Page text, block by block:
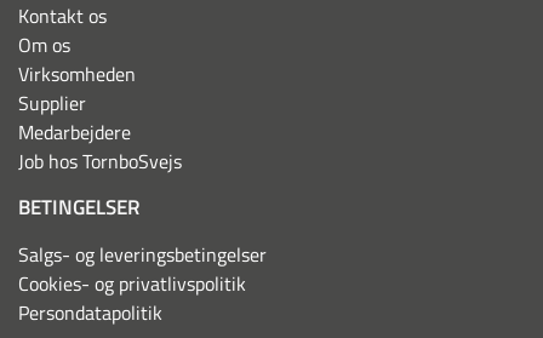
Kontakt os
Om os
Virksomheden
Supplier
Medarbejdere
Job hos TornboSvejs
BETINGELSER
Salgs- og leveringsbetingelser
Cookies- og privatlivspolitik
Persondatapolitik